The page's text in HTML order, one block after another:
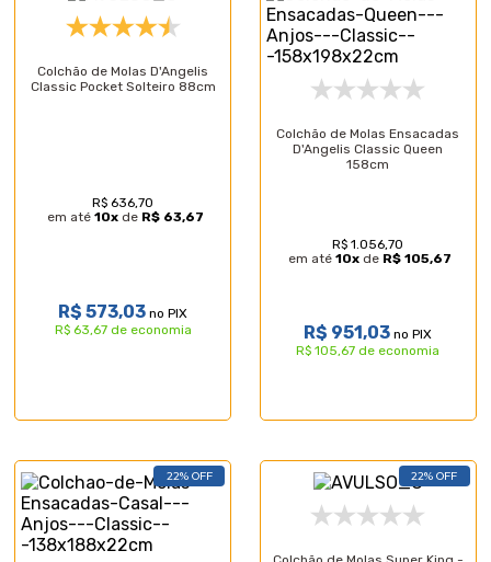
Colchão de Molas D'Angelis
Classic Pocket Solteiro 88cm
R$ 636,70
em até 10xde R$ 63,67
R$ 573,03 no PIX
R$ 63,67 de economia
Colchão de Molas Ensacadas
D'Angelis Classic Queen
158cm
R$ 1.056,70
em até10x de R$ 105,67
R$ 951,03 no PIX
R$ 105,67 de economia
22% OFF 22% OFF